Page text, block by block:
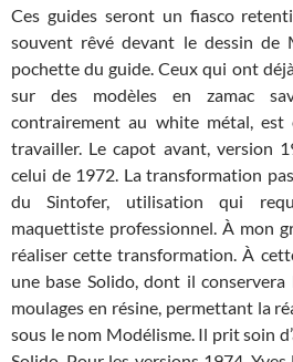
Ces guides seront un fiasco
souvent rêvé devant le dessin de
pochette du guide. Ceux qui ont
sur des modèles en zamac
contrairement au white métal, est
travailler. Le capot avant, version
celui de 1972. La transformation
du Sintofer, utilisation qui
maquettiste professionnel. À mon
réaliser cette transformation. À
une base Solido, dont il conservera
moulages en résine, permettant la
sous le nom Modélisme. Il prit soin